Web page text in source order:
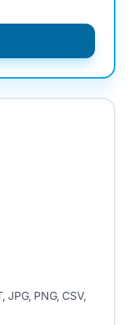
JPG, PNG, CSV,